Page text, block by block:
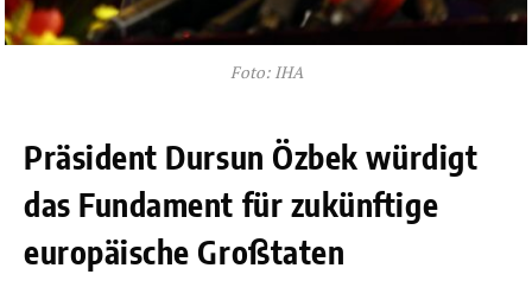
Foto: IHA
Präsident Dursun Özbek würdigt
das Fundament für zukünftige
europäische Großtaten